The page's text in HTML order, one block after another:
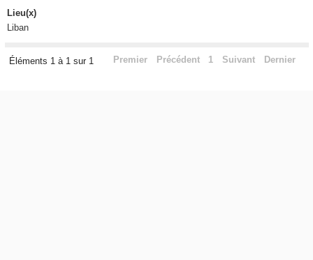
Lieu(x)
Liban
Éléments 1 à 1 sur 1 Premier Précédent 1 Suivant Dernier